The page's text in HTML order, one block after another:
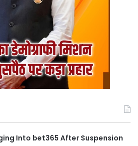
Into bet365 After Suspension